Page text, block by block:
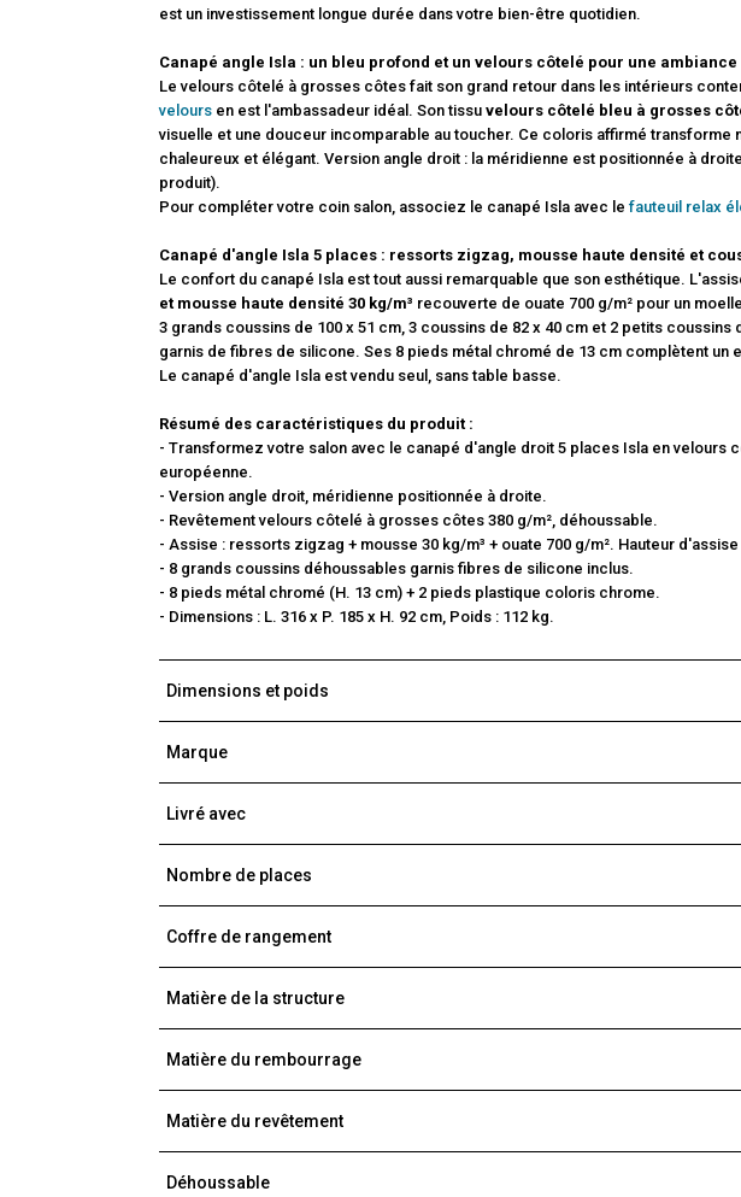
est un investissement longue durée dans votre bien-être quotidien.
Canapé angle Isla : un bleu profond et un velours côtelé pour une
Le velours côtelé à grosses côtes fait son grand retour dans les intérieurs
velours en est l'ambassadeur idéal. Son tissu velours côtelé bleu à grosses
visuelle et une douceur incomparable au toucher. Ce coloris affirmé transforme
chaleureux et élégant. Version angle droit : la méridienne est positionnée à
produit).
Pour compléter votre coin salon, associez le canapé Isla avec le fauteuil relax
Canapé d'angle Isla 5 places : ressorts zigzag, mousse haute densité et
Le confort du canapé Isla est tout aussi remarquable que son esthétique.
et mousse haute densité 30 kg/m³ recouverte de ouate 700 g/m² pour un
3 grands coussins de 100 x 51 cm, 3 coussins de 82 x 40 cm et 2 petits coussins
garnis de fibres de silicone. Ses 8 pieds métal chromé de 13 cm complètent un
Le canapé d'angle Isla est vendu seul, sans table basse.
Résumé des caractéristiques du produit :
- Transformez votre salon avec le canapé d'angle droit 5 places Isla en velours
européenne.
- Version angle droit, méridienne positionnée à droite.
- Revêtement velours côtelé à grosses côtes 380 g/m², déhoussable.
- Assise : ressorts zigzag + mousse 30 kg/m³ + ouate 700 g/m². Hauteur d'assise
- 8 grands coussins déhoussables garnis fibres de silicone inclus.
- 8 pieds métal chromé (H. 13 cm) + 2 pieds plastique coloris chrome.
- Dimensions : L. 316 x P. 185 x H. 92 cm, Poids : 112 kg.
Dimensions et poids
Marque
Livré avec
Nombre de places
Coffre de rangement
Matière de la structure
Matière du rembourrage
Matière du revêtement
Déhoussable